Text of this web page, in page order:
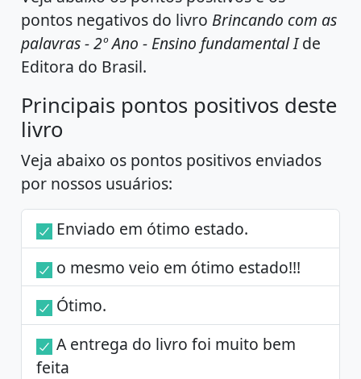
pontos negativos do livro Brincando com as
palavras - 2º Ano - Ensino fundamental Ide
Editora do Brasil.
Principais pontos positivos deste
livro
Veja abaixo os pontos positivos enviados
por nossos usuários:
Enviado em ótimo estado.
o mesmo veio em ótimo estado!!!
Ótimo.
A entrega do livro foi muito bem
feita